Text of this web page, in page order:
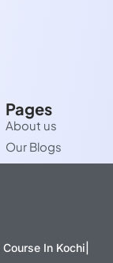
Pages
About us
Our Blogs
In Kochi|